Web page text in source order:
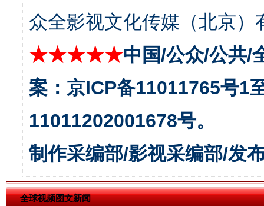
众全影视文化传媒（北京）
★★★★★中国/公众/公共/
案：京ICP备11011765号1
11011202001678号。
制作采编部/影视采编部/发
全球视频图文新闻
在谋一域中谋全局
今
习近平的博鳌关键词
魏明亮